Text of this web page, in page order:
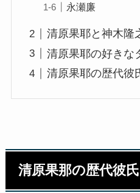
永瀬廉
清原果耶と神木隆
清原果耶の好きな
清原果耶の歴代彼
清原果那の歴代彼